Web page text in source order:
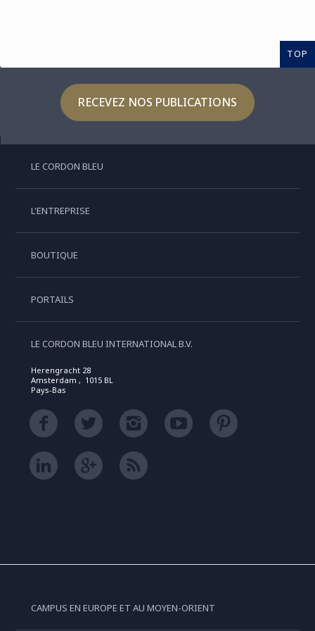
TOP
RECEVEZ NOS PUBLICATIONS
LE CORDON BLEU
L'ENTREPRISE
BOUTIQUE
PORTAILS
LE CORDON BLEU INTERNATIONAL B.V.
Herengracht 28
Amsterdam , 1015 BL
Pays-Bas
CAMPUS EN EUROPE ET AU MOYEN-ORIENT